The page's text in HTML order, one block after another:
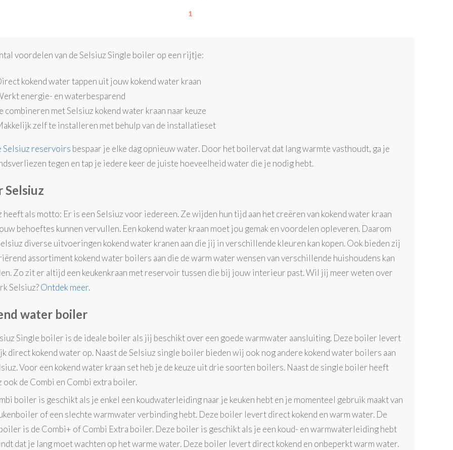
1
voordelen van de Selsiuz Single boiler op een rijtje:
kokend water tappen uit jouw kokend water kraan
energie- en waterbesparend
combineren met Selsiuz kokend water kraan naar keuze
zelf te installeren met behulp van de installatieset
Selsiuz reservoirs bespaar je elke dag opnieuw water. Door het boilervat dat lang warmte vasthoudt, ga je
tegen en tap je iedere keer de juiste hoeveelheid water die je nodig hebt.
Selsiuz
heeft als motto: Er is een Selsiuz voor iedereen. Ze wijden hun tijd aan het creëren van kokend water kraan
behoeftes kunnen vervullen. Een kokend water kraan moet jou gemak en voordelen opleveren. Daarom
diverse uitvoeringen kokend water kranen aan die jij in verschillende kleuren kan kopen. Ook bieden zij
assortiment kokend water boilers aan die de warm water wensen van verschillende huishoudens kan
Zo zit er altijd een keukenkraan met reservoir tussen die bij jouw interieur past. Wil jij meer weten over
Selsiuz?Ontdek meer.
water boiler
Single boiler is de ideale boiler als jij beschikt over een goede warmwater aansluiting. Deze boiler levert
direct kokend water op. Naast de Selsiuz single boiler bieden wij ook nog andere kokend water boilers aan
Voor een kokend water kraan set heb je de keuze uit drie soorten boilers. Naast de single boiler heeft
ook de Combi en Combi extra boiler.
boiler is geschikt als je enkel een koudwaterleiding naar je keuken hebt en je momenteel gebruik maakt van
of een slechte warmwater verbinding hebt. Deze boiler levert direct kokend en warm water. De
is de Combi+ of Combi Extra boiler. Deze boiler is geschikt als je een koud- en warmwaterleiding hebt
dat je lang moet wachten op het warme water. Deze boiler levert direct kokend en onbeperkt warm water.